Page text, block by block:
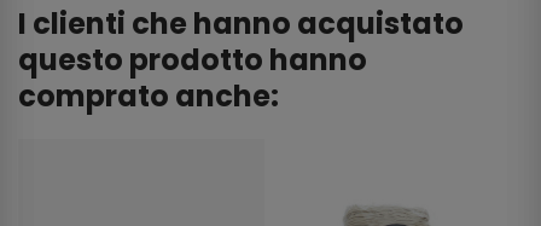
I clienti che hanno acquistato
questo prodotto hanno
comprato anche: